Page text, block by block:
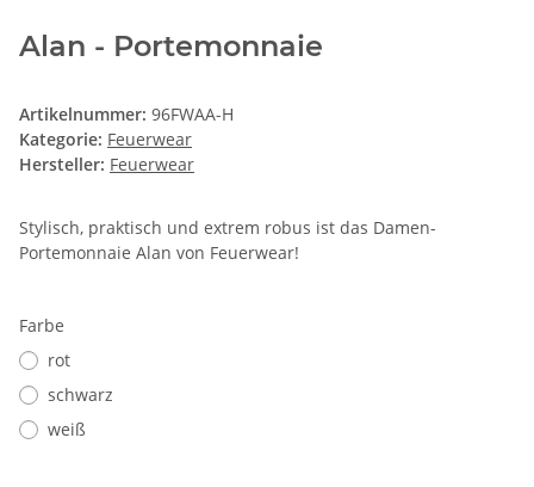
Alan - Portemonnaie
Artikelnummer: 96FWAA-H
Kategorie: Feuerwear
Hersteller: Feuerwear
Stylisch, praktisch und extrem robus ist das Damen-
Portemonnaie Alan von Feuerwear!
Farbe
rot
schwarz
weiß